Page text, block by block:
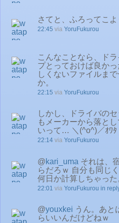
さてと、ふろってこよ
22:45 via YoruFukurou
こんなことなら、ド
プとっておけば良か
しくないファイルま
か。
22:15 via YoruFukurou
しかし、ドライバの
もメーカーから落と
いって… ＼(^o^)／ｵﾜﾀ
22:14 via YoruFukurou
@kari_uma それは、
らだろｗ 自分も同じ
何日か計算しちゃった
22:01 via YoruFukurou in
@youxkei うん。あと
らいいんだけどねｗ